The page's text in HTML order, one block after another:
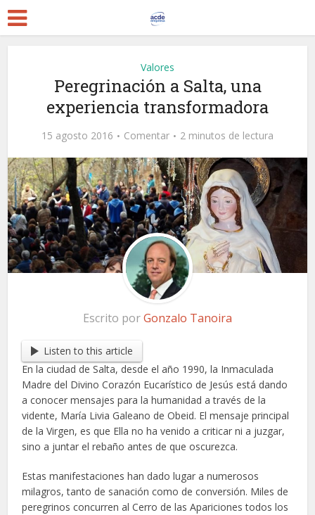
Valores
Peregrinación a Salta, una
experiencia transformadora
15 agosto 2016 Comentar 2 minutos de lectura
Escrito porGonzalo Tanoira
Listen to this article
En la ciudad de Salta, desde el año 1990, la Inmaculada
Madre del Divino Corazón Eucarístico de Jesús está dando
a conocer mensajes para la humanidad a través de la
vidente, María Livia Galeano de Obeid. El mensaje principal
de la Virgen, es que Ella no ha venido a criticar ni a juzgar,
sino a juntar el rebaño antes de que oscurezca.
Estas manifestaciones han dado lugar a numerosos
milagros, tanto de sanación como de conversión. Miles de
peregrinos concurren al Cerro de las Apariciones todos los